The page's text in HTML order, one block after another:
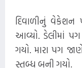
દિવાળીનું વેકેશન
આવ્યો. ડેલીમાં
ગયો. મારા પગ
સ્તબ્ધ બની ગયો.